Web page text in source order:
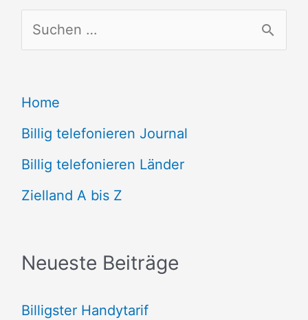
u
h
e
n
n
h
Home
Billig telefonieren Journal
Billig telefonieren Länder
Zielland A bis Z
Neueste Beiträge
Billigster Handytarif